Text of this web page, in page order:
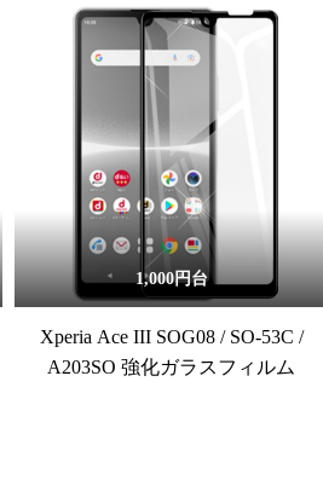
1,000円台
Xperia Ace III SOG08 / SO-53C /
A203SO 強化ガラスフィルム